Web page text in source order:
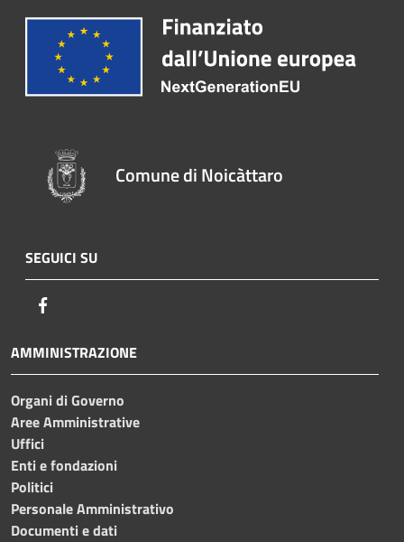
Comune di Noicàttaro
SEGUICI SU
AMMINISTRAZIONE
Organi di Governo
Aree Amministrative
Uffici
Enti e fondazioni
Politici
Personale Amministrativo
Documenti e dati